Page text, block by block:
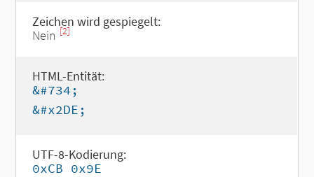
Zeichen wird gespiegelt:
Nein [2]
HTML-Entität:
&#734;
&#x2DE;
UTF-8-Kodierung:
0xCB 0x9E